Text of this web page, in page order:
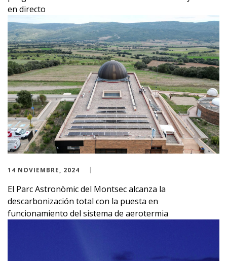
en directo
14 NOVIEMBRE, 2024
El Parc Astronòmic del Montsec alcanza la
descarbonización total con la puesta en
funcionamiento del sistema de aerotermia